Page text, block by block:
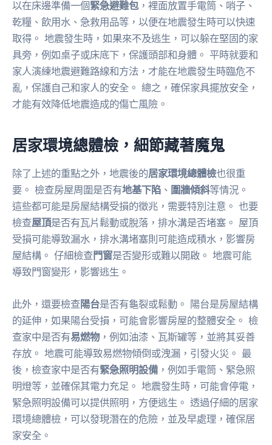
以在床邊準備一個緊急避難包，裡面放置手電筒、哨子、
乾糧、飲用水、急救用品等，以便在地震發生時可以快速
取得。 地震發生時，如果來不及逃生，可以躲在堅固的家
具旁，例如桌子或床底下，保護頭部和身體。 平時就要和
家人演練地震避難路線和方法，才能在地震發生時臨危不
亂，保護自己和家人的安全。 總之，確保家具擺放安全，
才能有效降低地震造成的傷亡風險。
居家環境總體檢，細節藏著魔鬼
除了上述的重點之外，地震後的居家環境總體檢也很重
要。 檢查房屋周圍是否有地基下陷 、 圍牆傾斜等情況。
這些都可能是房屋結構受損的徵兆，需要特別注意。 也要
檢查屋頂是否有瓦片鬆動或脫落，排水溝是否堵塞。 屋頂
受損可能導致漏水，排水溝堵塞則可能造成積水，影響房
屋結構。 仔細檢查門窗是否變形或難以開啟。 地震可能
導致門窗變形，影響逃生。
此外，還要檢查陽台是否有龜裂或鬆動。 陽台是房屋結構
的延伸，如果陽台受損，可能會影響房屋的整體安全。 檢
查家中是否有易燃物，例如油漆、瓦斯罐等，並將其妥善
存放。 地震可能導致易燃物傾倒或洩漏，引發火災。 最
後，檢查家中是否有緊急照明設備 ，例如手電筒、緊急照
明燈等，並確保其電力充足。 地震發生時，可能會停電，
緊急照明設備可以提供照明，方便逃生。 透過仔細的居家
環境總體檢，可以發現潛在的危險，並及早處理，確保居
家安全。